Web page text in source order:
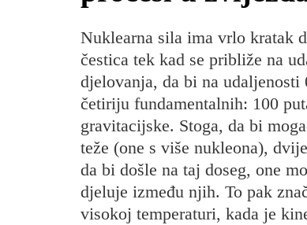
Nuklearna sila ima vrlo kratak
čestica tek kad se približe na
djelovanja, da bi na udaljenosti
četiriju fundamentalnih: 100
gravitacijske. Stoga, da bi
teže (one s više nukleona),
da bi došle na taj doseg, one
djeluje između njih. To pak
visokoj temperaturi, kada je